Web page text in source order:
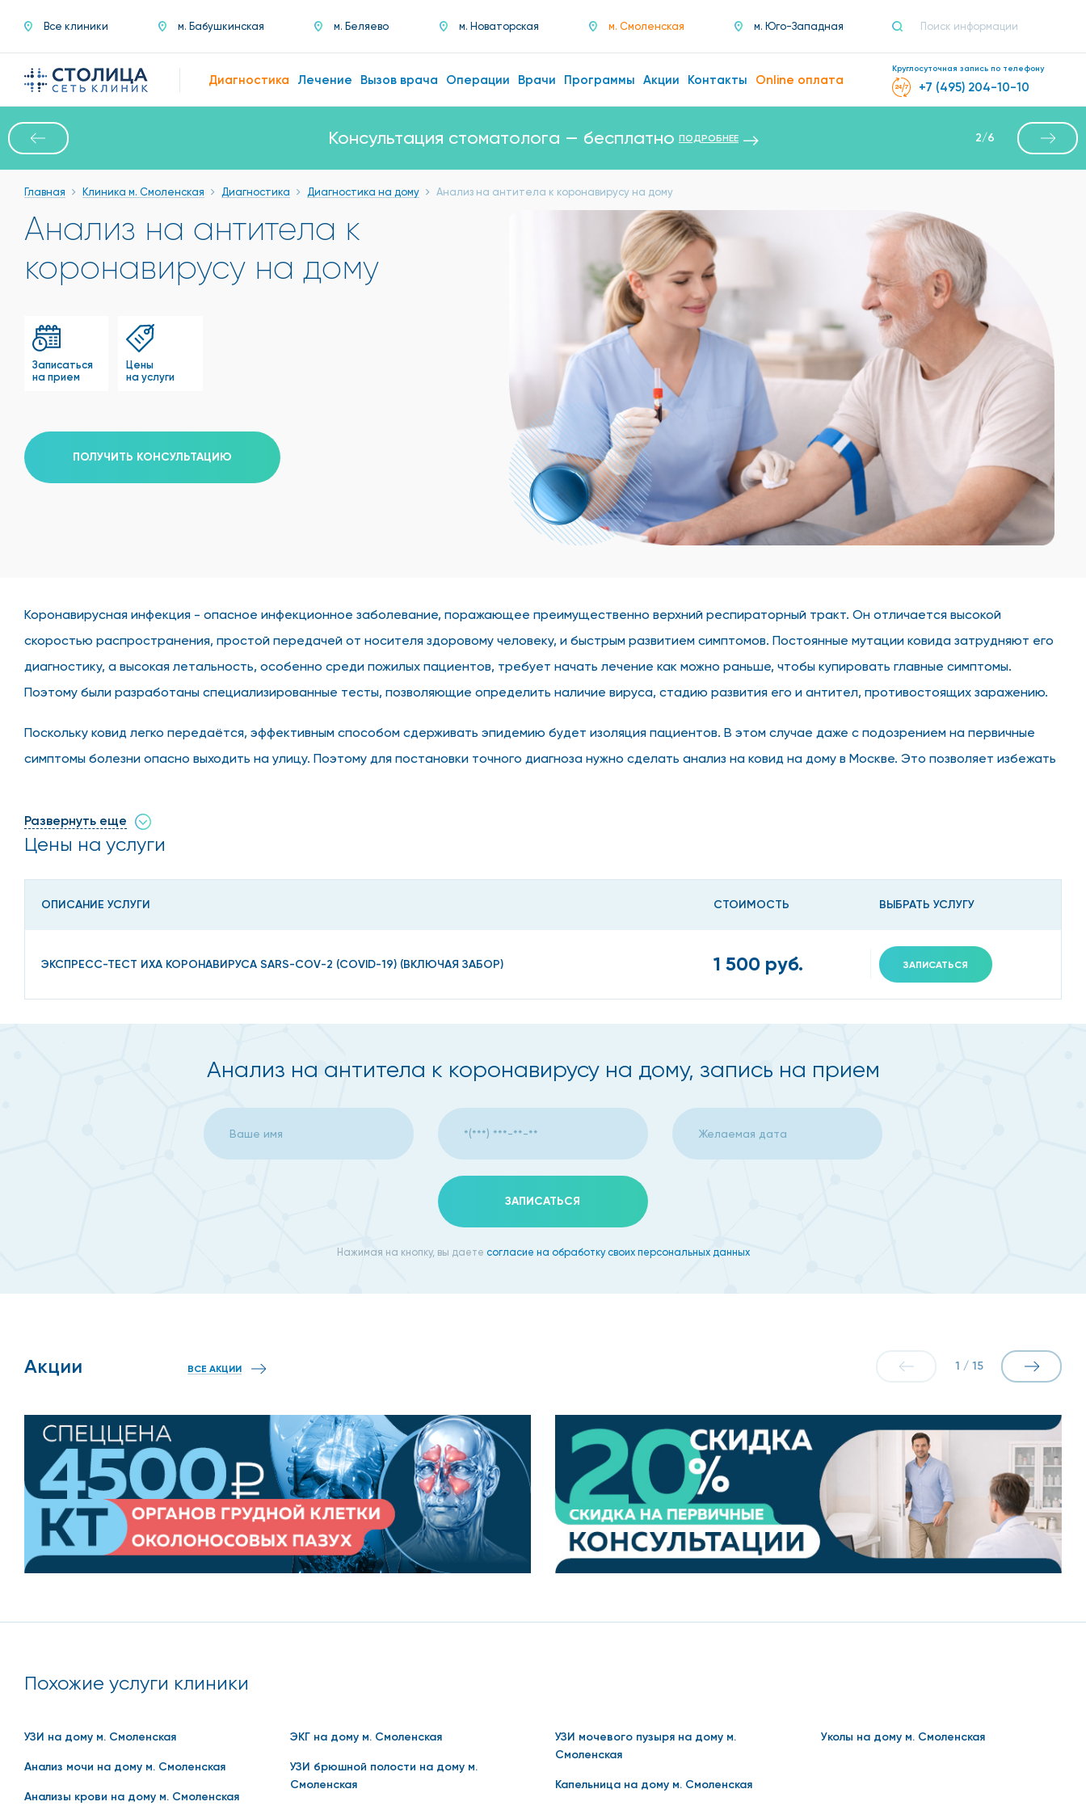
Все клиники м. Бабушкинская м. Беляево м. Новаторская м. Смоленская м. Юго-Западная
Диагностика Лечение Вызов врача Операции Врачи Программы Акции Контакты Online оплата
Круглосуточная запись по телефону
+7 (495) 204-10-10
Консультация стоматолога — бесплатно ПОДРОБНЕЕ 2/6
Главная Клиника м. Смоленская Диагностика Диагностика на дому Анализ на антитела к коронавирусу на дому
Анализ на антитела к
коронавирусу на дому
Записаться
на прием
Цены
на услуги
ПОЛУЧИТЬ КОНСУЛЬТАЦИЮ
Коронавирусная инфекция - опасное инфекционное заболевание, поражающее преимущественно верхний респираторный тракт. Он отличается высокой
скоростью распространения, простой передачей от носителя здоровому человеку, и быстрым развитием симптомов. Постоянные мутации ковида затрудняют его
диагностику, а высокая летальность, особенно среди пожилых пациентов, требует начать лечение как можно раньше, чтобы купировать главные симптомы.
Поэтому были разработаны специализированные тесты, позволяющие определить наличие вируса, стадию развития его и антител, противостоящих заражению.
Поскольку ковид легко передаётся, эффективным способом сдерживать эпидемию будет изоляция пациентов. В этом случае даже с подозрением на первичные
симптомы болезни опасно выходить на улицу. Поэтому для постановки точного диагноза нужно сделать анализ на ковид на дому в Москве. Это позволяет избежать
Когда нужен анализ крови на ковид на дому
По проявлению ковид похож на классическую респираторную болезнь, поражающую верхний респираторный тракт - глотку, нос, трахею, бронхи и гортань. Это и
повышение чувствительности глаз - светобоязнь, болезненные ощущения при движении, высокое слезотечение или сухость;
ощущение ломоты в костях и суставах, особенно выраженная в пояснице;
он страдает от хронических заболеваний;
присутствуют другие респираторные проблемы.
Наиболее точным способом определения коронавируса в организме - ПЦР-тест, подразумевающий взятие мазка из носа, ротоглотки или крови.
Как проводится
эритроцитов и особенности состава крови, по которым можно составить диагноз пациента.
Подготовка к процедуре
Развернуть еще
Цены на услуги
ОПИСАНИЕ УСЛУГИ СТОИМОСТЬ ВЫБРАТЬ УСЛУГУ
ЭКСПРЕСС-ТЕСТ ИХА КОРОНАВИРУСА SARS-COV-2 (COVID-19) (ВКЛЮЧАЯ ЗАБОР) 1 500 руб. ЗАПИСАТЬСЯ
Анализ на антитела к коронавирусу на дому, запись на прием
ЗАПИСАТЬСЯ
Нажимая на кнопку, вы даете согласие на обработку своих персональных данных
Акции ВСЕ АКЦИИ 1 / 15
Похожие услуги клиники
УЗИ на дому м. Смоленская
Анализ мочи на дому м. Смоленская
Анализы крови на дому м. Смоленская
ЭКГ на дому м. Смоленская
УЗИ брюшной полости на дому м.
Смоленская
УЗИ мочевого пузыря на дому м.
Смоленская
Капельница на дому м. Смоленская
Уколы на дому м. Смоленская